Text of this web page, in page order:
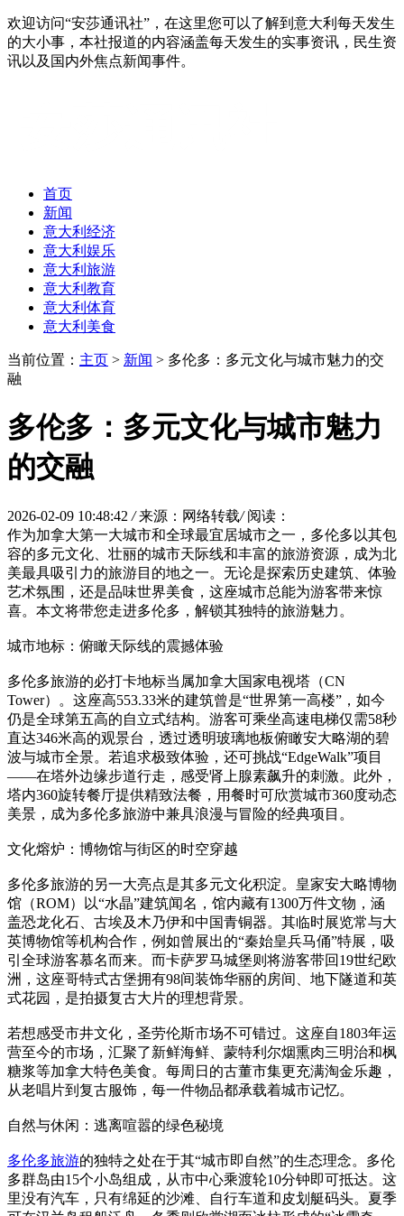
欢迎访问“安莎通讯社”，在这里您可以了解到意大利每天发生
的大小事，本社报道的内容涵盖每天发生的实事资讯，民生资
讯以及国内外焦点新闻事件。
首页
新闻
意大利经济
意大利娱乐
意大利旅游
意大利教育
意大利体育
意大利美食
当前位置： 主页 > 新闻 > 多伦多：多元文化与城市魅力的交
融
多伦多：多元文化与城市魅力
的交融
2026-02-09 10:48:42 / 来源：网络转载/ 阅读：
作为加拿大第一大城市和全球最宜居城市之一，多伦多以其包
容的多元文化、壮丽的城市天际线和丰富的旅游资源，成为北
美最具吸引力的旅游目的地之一。无论是探索历史建筑、体验
艺术氛围，还是品味世界美食，这座城市总能为游客带来惊
喜。本文将带您走进多伦多，解锁其独特的旅游魅力。
城市地标：俯瞰天际线的震撼体验
多伦多旅游的必打卡地标当属加拿大国家电视塔（CN
Tower）。这座高553.33米的建筑曾是“世界第一高楼”，如今
仍是全球第五高的自立式结构。游客可乘坐高速电梯仅需58秒
直达346米高的观景台，透过透明玻璃地板俯瞰安大略湖的碧
波与城市全景。若追求极致体验，还可挑战“EdgeWalk”项目
——在塔外边缘步道行走，感受肾上腺素飙升的刺激。此外，
塔内360旋转餐厅提供精致法餐，用餐时可欣赏城市360度动态
美景，成为多伦多旅游中兼具浪漫与冒险的经典项目。
文化熔炉：博物馆与街区的时空穿越
多伦多旅游的另一大亮点是其多元文化积淀。皇家安大略博物
馆（ROM）以“水晶”建筑闻名，馆内藏有1300万件文物，涵
盖恐龙化石、古埃及木乃伊和中国青铜器。其临时展览常与大
英博物馆等机构合作，例如曾展出的“秦始皇兵马俑”特展，吸
引全球游客慕名而来。而卡萨罗马城堡则将游客带回19世纪欧
洲，这座哥特式古堡拥有98间装饰华丽的房间、地下隧道和英
式花园，是拍摄复古大片的理想背景。
若想感受市井文化，圣劳伦斯市场不可错过。这座自1803年运
营至今的市场，汇聚了新鲜海鲜、蒙特利尔烟熏肉三明治和枫
糖浆等加拿大特色美食。每周日的古董市集更充满淘金乐趣，
从老唱片到复古服饰，每一件物品都承载着城市记忆。
自然与休闲：逃离喧嚣的绿色秘境
多伦多旅游的独特之处在于其“城市即自然”的生态理念。多伦
多群岛由15个小岛组成，从市中心乘渡轮10分钟即可抵达。这
里没有汽车，只有绵延的沙滩、自行车道和皮划艇码头。夏季